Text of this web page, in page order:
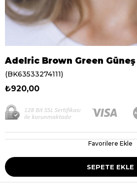
Adelric Brown Green
(BK63533274111)
₺920,00
Favorilere Ekle